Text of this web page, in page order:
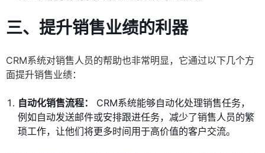
三、提升销售业绩的利器
CRM系统对销售人员的帮助也非常明显，它通过以下几个方
面提升销售业绩：
自动化销售流程：
CRM系统能够自动化处理销售任务，
例如自动发送邮件或安排跟进任务，减少了销售人员的繁
琐工作，让他们将更多时间用于高价值的客户交流。